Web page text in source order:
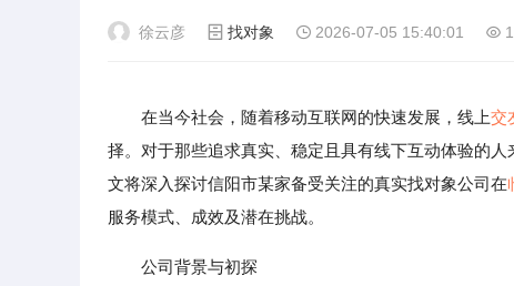
徐云彦 找对象 2026-07-05 15:40:01
在当今社会，随着移动互联网的快速发展，线上交
择。对于那些追求真实、稳定且具有线下互动体验的人
文将深入探讨信阳市某家备受关注的真实找对象公司在
服务模式、成效及潜在挑战。
公司背景与初探